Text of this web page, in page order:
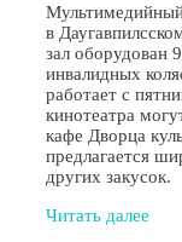
в
зал оборудован
инвалидных
работает с
кинотеатра
кафе Дворца
предлагается
других закусок.
Читать далее